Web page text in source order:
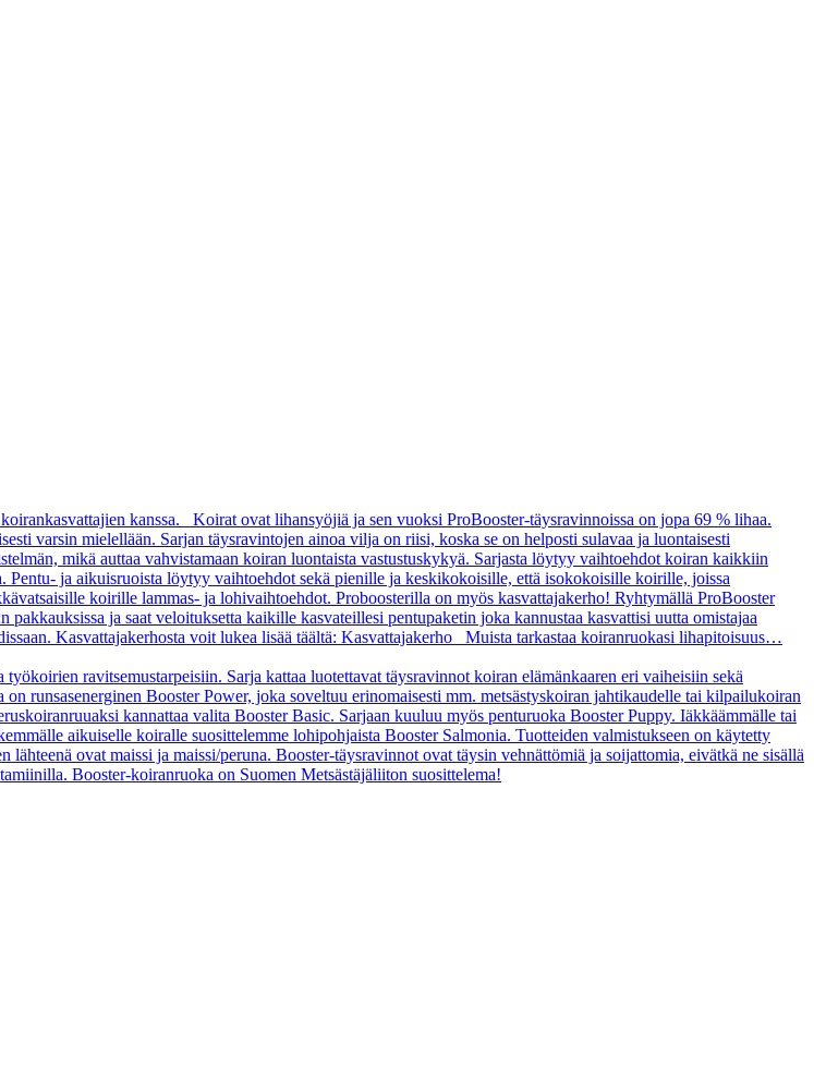
kanssa. Koirat ovat lihansyöjiä ja sen vuoksi ProBooster-täysravinnoissa on jopa 69 % lihaa.
varsin mielellään. Sarjan täysravintojen ainoa vilja on riisi, koska se on helposti sulavaa ja luontaisesti
mikä auttaa vahvistamaan koiran luontaista vastustuskykyä. Sarjasta löytyy vaihtoehdot koiran kaikkiin
Pentu- ja aikuisruoista löytyy vaihtoehdot sekä pienille ja keskikokoisille, että isokokoisille koirille, joissa
koirille lammas- ja lohivaihtoehdot. Proboosterilla on myös kasvattajakerho! Ryhtymällä ProBooster
ja saat veloituksetta kaikille kasvateillesi pentupaketin joka kannustaa kasvattisi uutta omistajaa
Kasvattajakerhosta voit lukea lisää täältä: Kasvattajakerho Muista tarkastaa koiranruokasi lihapitoisuus…
ravitsemustarpeisiin. Sarja kattaa luotettavat täysravinnot koiran elämänkaaren eri vaiheisiin sekä
runsasenerginen Booster Power, joka soveltuu erinomaisesti mm. metsästyskoiran jahtikaudelle tai kilpailukoiran
kannattaa valita Booster Basic. Sarjaan kuuluu myös penturuoka Booster Puppy. Iäkkäämmälle tai
aikuiselle koiralle suosittelemme lohipohjaista Booster Salmonia. Tuotteiden valmistukseen on käytetty
ovat maissi ja maissi/peruna. Booster-täysravinnot ovat täysin vehnättömiä ja soijattomia, eivätkä ne sisällä
Booster-koiranruoka on Suomen Metsästäjäliiton suosittelema!